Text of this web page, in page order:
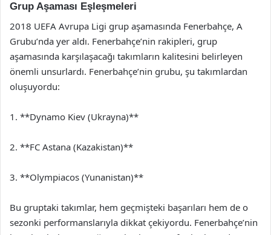
Grup Aşaması Eşleşmeleri
2018 UEFA Avrupa Ligi grup aşamasında Fenerbahçe, A
Grubu’nda yer aldı. Fenerbahçe’nin rakipleri, grup
aşamasında karşılaşacağı takımların kalitesini belirleyen
önemli unsurlardı. Fenerbahçe’nin grubu, şu takımlardan
oluşuyordu:
1. **Dynamo Kiev (Ukrayna)**
2. **FC Astana (Kazakistan)**
3. **Olympiacos (Yunanistan)**
Bu gruptaki takımlar, hem geçmişteki başarıları hem de o
sezonki performanslarıyla dikkat çekiyordu. Fenerbahçe’nin